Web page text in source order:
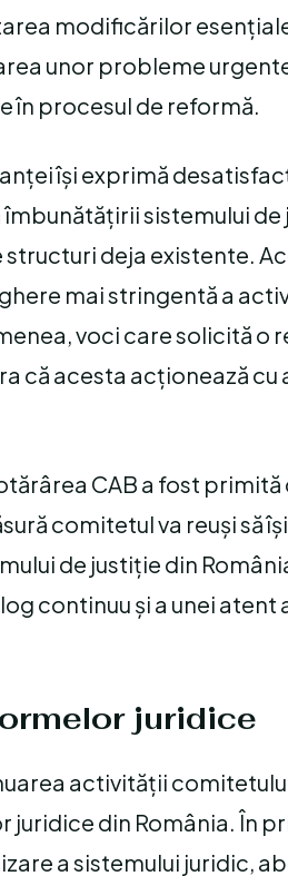
modificărilor
unor probleme
în procesul de reformă.
își exprimă
sistemului
structuri deja existente.
mai stringentă a
voci care solicită
că acesta acționează cu
CAB a fost
comitetul va reuși să
de justiție din
continuu și a unei
juridice
activității
din România. În
a sistemului juridic,